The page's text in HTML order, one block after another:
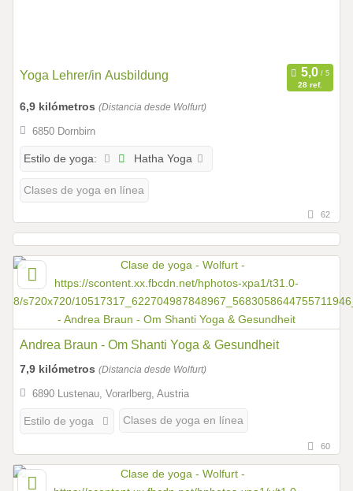
Yoga Lehrer/in Ausbildung
28 ref.
6,9 kilómetros (Distancia desde Wolfurt)
6850 Dornbirn
Estilo de yoga: Hatha Yoga
Clases de yoga en línea
62
Andrea Braun - Om Shanti Yoga & Gesundheit
7,9 kilómetros (Distancia desde Wolfurt)
6890 Lustenau, Vorarlberg, Austria
Estilo de yoga Clases de yoga en línea
60